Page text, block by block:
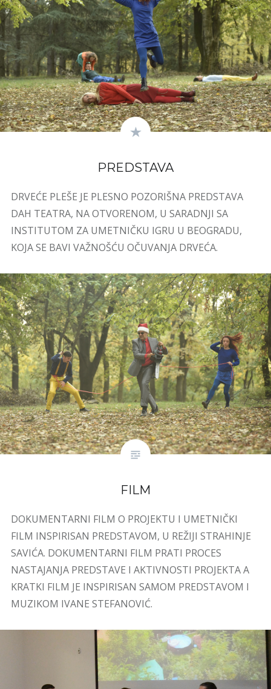
PREDSTAVA
DRVEĆE PLEŠE JE PLESNO POZORIŠNA PREDSTAVA
DAH TEATRA, NA OTVORENOM, U SARADNJI SA
INSTITUTOM ZA UMETNIČKU IGRU U BEOGRADU,
KOJA SE BAVI VAŽNOŠĆU OČUVANJA DRVEĆA.
FILM
DOKUMENTARNI FILM O PROJEKTU I UMETNIČKI
FILM INSPIRISAN PREDSTAVOM, U REŽIJI STRAHINJE
SAVIĆA. DOKUMENTARNI FILM PRATI PROCES
NASTAJANJA PREDSTAVE I AKTIVNOSTI PROJEKTA A
KRATKI FILM JE INSPIRISAN SAMOM PREDSTAVOM I
MUZIKOM IVANE STEFANOVIĆ.